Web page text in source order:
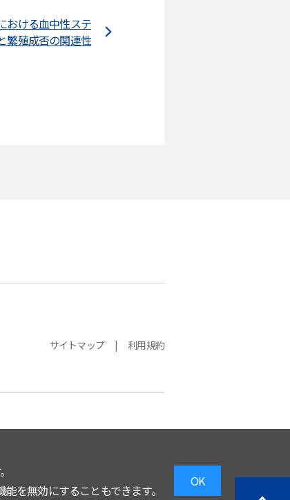
おける血中性ステ
繁殖成否の関連性
サイトマップ 利用規約
を無効にすることもできます。
OK